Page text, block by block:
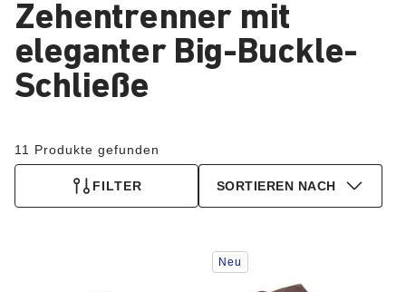
Zehentrenner mit
eleganter Big-Buckle-
Schließe
11 Produkte gefunden
FILTER SORTIEREN NACH
Durch
Anklicken
Neu